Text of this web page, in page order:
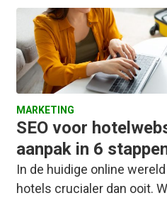
MARKETING
SEO voor
aanpak in 6
In de huidige online
hotels crucialer dan ooit.